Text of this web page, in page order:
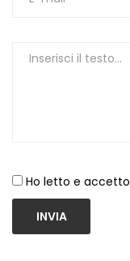
Ho letto e
INVIA